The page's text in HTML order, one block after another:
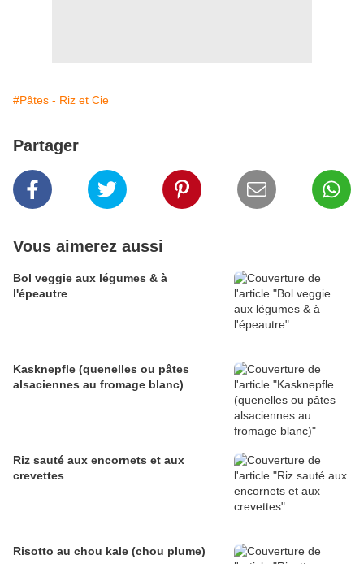
#Pâtes - Riz et Cie
Partager
Vous aimerez aussi
Bol veggie aux légumes & à
l'épeautre
Kasknepfle (quenelles ou pâtes
alsaciennes au fromage blanc)
Riz sauté aux encornets et aux
crevettes
Risotto au chou kale (chou plume)